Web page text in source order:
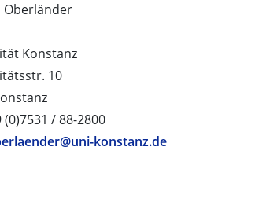
Oberländer
Konstanz
10
(0)7531 / 88-2800
konstanz.de